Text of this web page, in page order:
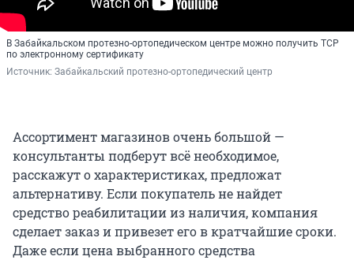
В Забайкальском протезно-ортопедическом центре можно получить ТСР
по электронному сертификату
Источник: Забайкальский протезно-ортопедический центр
Ассортимент магазинов очень большой —
консультанты подберут всё необходимое,
расскажут о характеристиках, предложат
альтернативу. Если покупатель не найдет
средство реабилитации из наличия, компания
сделает заказ и привезет его в кратчайшие сроки.
Даже если цена выбранного средства